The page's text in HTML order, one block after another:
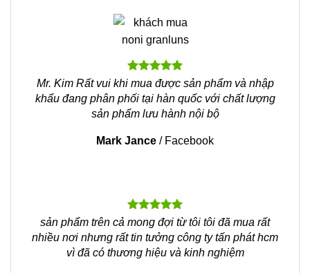
Mr. Kim Rất vui khi mua được sản phẩm và nhập
khẩu đang phân phối tại hàn quốc với chất lượng
sản phẩm lưu hành nội bộ
Mark Jance / Facebook
sản phẩm trên cả mong đợi từ tôi tôi đã mua rất
nhiều nơi nhưng rất tin tưởng công ty tấn phát hcm
vì đã có thương hiệu và kinh nghiệm